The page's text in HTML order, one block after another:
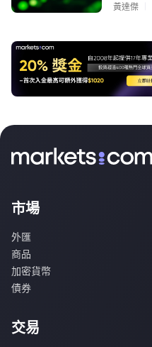
黃達傑
市場
外匯
商品
加密貨幣
債券
交易